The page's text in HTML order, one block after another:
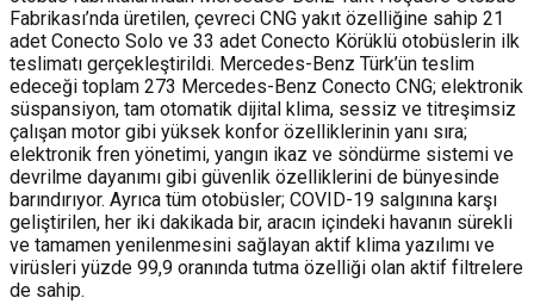
Fabrikası’nda üretilen, çevreci CNG yakıt özelliğine sahip 21
adet Conecto Solo ve 33 adet Conecto Körüklü otobüslerin ilk
teslimatı gerçekleştirildi. Mercedes-Benz Türk’ün teslim
edeceği toplam 273 Mercedes-Benz Conecto CNG; elektronik
süspansiyon, tam otomatik dijital klima, sessiz ve titreşimsiz
çalışan motor gibi yüksek konfor özelliklerinin yanı sıra;
elektronik fren yönetimi, yangın ikaz ve söndürme sistemi ve
devrilme dayanımı gibi güvenlik özelliklerini de bünyesinde
barındırıyor. Ayrıca tüm otobüsler; COVID-19 salgınına karşı
geliştirilen, her iki dakikada bir, aracın içindeki havanın sürekli
ve tamamen yenilenmesini sağlayan aktif klima yazılımı ve
virüsleri yüzde 99,9 oranında tutma özelliği olan aktif filtrelere
de sahip.